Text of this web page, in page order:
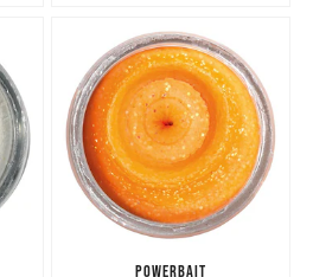
POWERBAIT